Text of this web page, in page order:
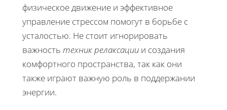
физическое движение и эффективное
управление стрессом помогут в борьбе с
усталостью. Не стоит игнорировать
важность техник релаксации и создания
комфортного пространства, так как они
также играют важную роль в поддержании
энергии.